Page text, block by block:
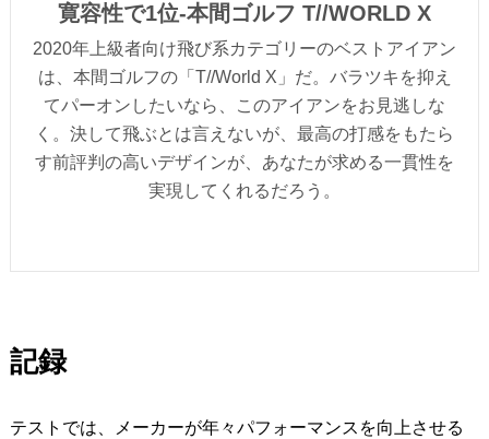
寛容性で1位-本間ゴルフ T//WORLD X
2020年上級者向け飛び系カテゴリーのベストアイアン
は、本間ゴルフの「T//World X」だ。バラツキを抑え
てパーオンしたいなら、このアイアンをお見逃しな
く。決して飛ぶとは言えないが、最高の打感をもたら
す前評判の高いデザインが、あなたが求める一貫性を
実現してくれるだろう。
記録
テストでは、メーカーが年々パフォーマンスを向上させる